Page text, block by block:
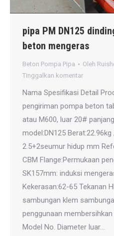
pipa PM DN125
beton mengeras
Beton Pompa Pipa Oleh
Tinggalkan komentar
Nama Spesifikasi Detail
pengiriman pompa beton
atau M600, luar 20#
model:DN125
2.5+2seumur hidup mm
CBM Flange:Permukaan
SK157mm: induksi
Kekerasan:62-65 Tekanan
sambungan klem
penggunaan
Model No. Diameter luar…